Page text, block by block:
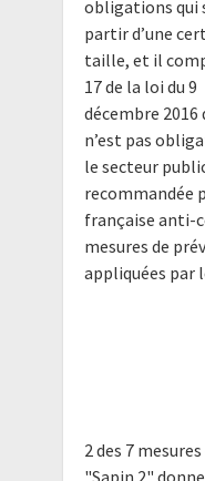
obligations qui
partir d’une
taille, et il
17 de la loi du 9
décembre 2016
n’est pas
le secteur
recommandée
française anti-
mesures de
appliquées
2 des 7
"Sapin 2"